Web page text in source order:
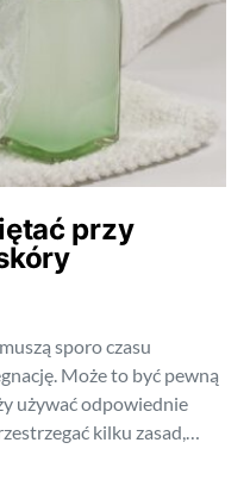
przy
sporo czasu
Może to być pewną
używać odpowiednie
kilku zasad,…